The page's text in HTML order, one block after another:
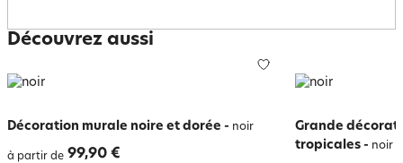
Découvrez aussi
Décoration murale noire et dorée - noir
à partir de 99,90 €
Grande
tropicales - noir